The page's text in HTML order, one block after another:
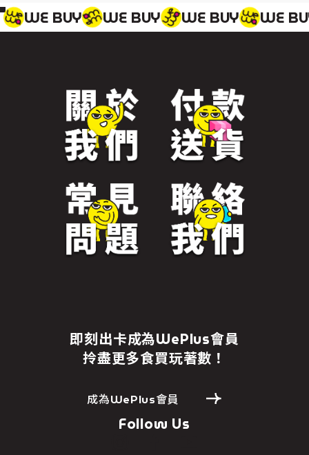
WE BUY WE BUY WE BUY WE
即刻出卡成為WePlus會員
拎盡更多食買玩著數！
成為WePlus會員
Follow Us